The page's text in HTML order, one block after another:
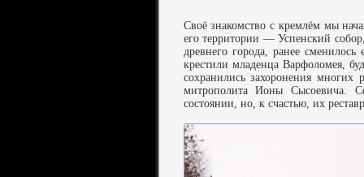
Своё знакомство с кремлём мы
его территории — Успенский
древнего города, ранее
крестили младенца Варфоломея,
сохранились захоронения многих
митрополита Ионы Сысоевича.
состоянии, но, к счастью, их